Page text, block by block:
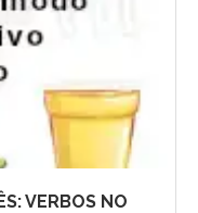
VERBOS NO